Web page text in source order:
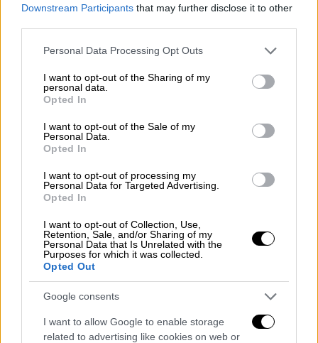
Downstream Participants that may further disclose it to other
Please note that this website/app uses one or more Google
not limited to your visit or usage behaviour. You may click to
grant or deny consent to Google and its third-party tags to
use your data for below specified purposes in below Google
consent section.
Personal Data Processing Opt Outs
I want to opt-out of the Sharing of my
personal data.
Opted In
I want to opt-out of the Sale of my
Personal Data.
Opted In
I want to opt-out of processing my
Personal Data for Targeted Advertising.
Opted In
I want to opt-out of Collection, Use,
Retention, Sale, and/or Sharing of my
Personal Data that Is Unrelated with the
Purposes for which it was collected.
Opted Out
Google consents
I want to allow Google to enable storage
related to advertising like cookies on web or
Τσικνοπέμπτη 2026: Πότε ψήνουμε
φέτος
Ποια ημέρα πέφτει